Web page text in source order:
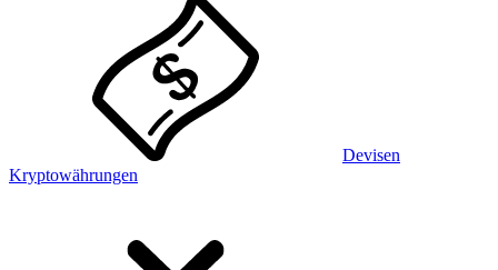
Devisen
Kryptowährungen